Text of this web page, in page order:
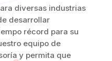
diversas industrias
desarrollar
récord para su
equipo de
y permita que